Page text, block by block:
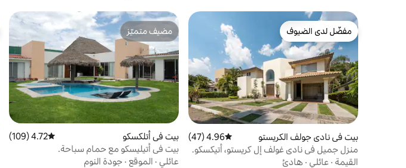
مفضّل لدى الضيوف
مفضّل لدى الضيوف
بيت في نادي جولف الكريستو متوسط التقييم 4.96 من 5، 47 مراجعات
4.96 (47)
منزل جميل في نادي غولف إل كريستو، أتيكسكو.
القيمة · عائلي · هادئ
مضيف متميّز
مضيف متميّز
بيت في أتلكسكو متوسط التقييم 4.72 من 5، 109 مراجعات
4.72 (109)
بيت في أتيليسكو مع حمام سباحة.
عائلي · الموقع · جودة النوم